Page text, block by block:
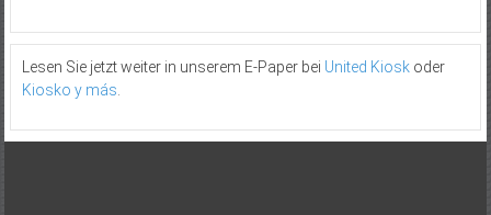
Lesen Sie jetzt weiter in unserem E-Paper bei United Kioskoder
Kiosko y más.